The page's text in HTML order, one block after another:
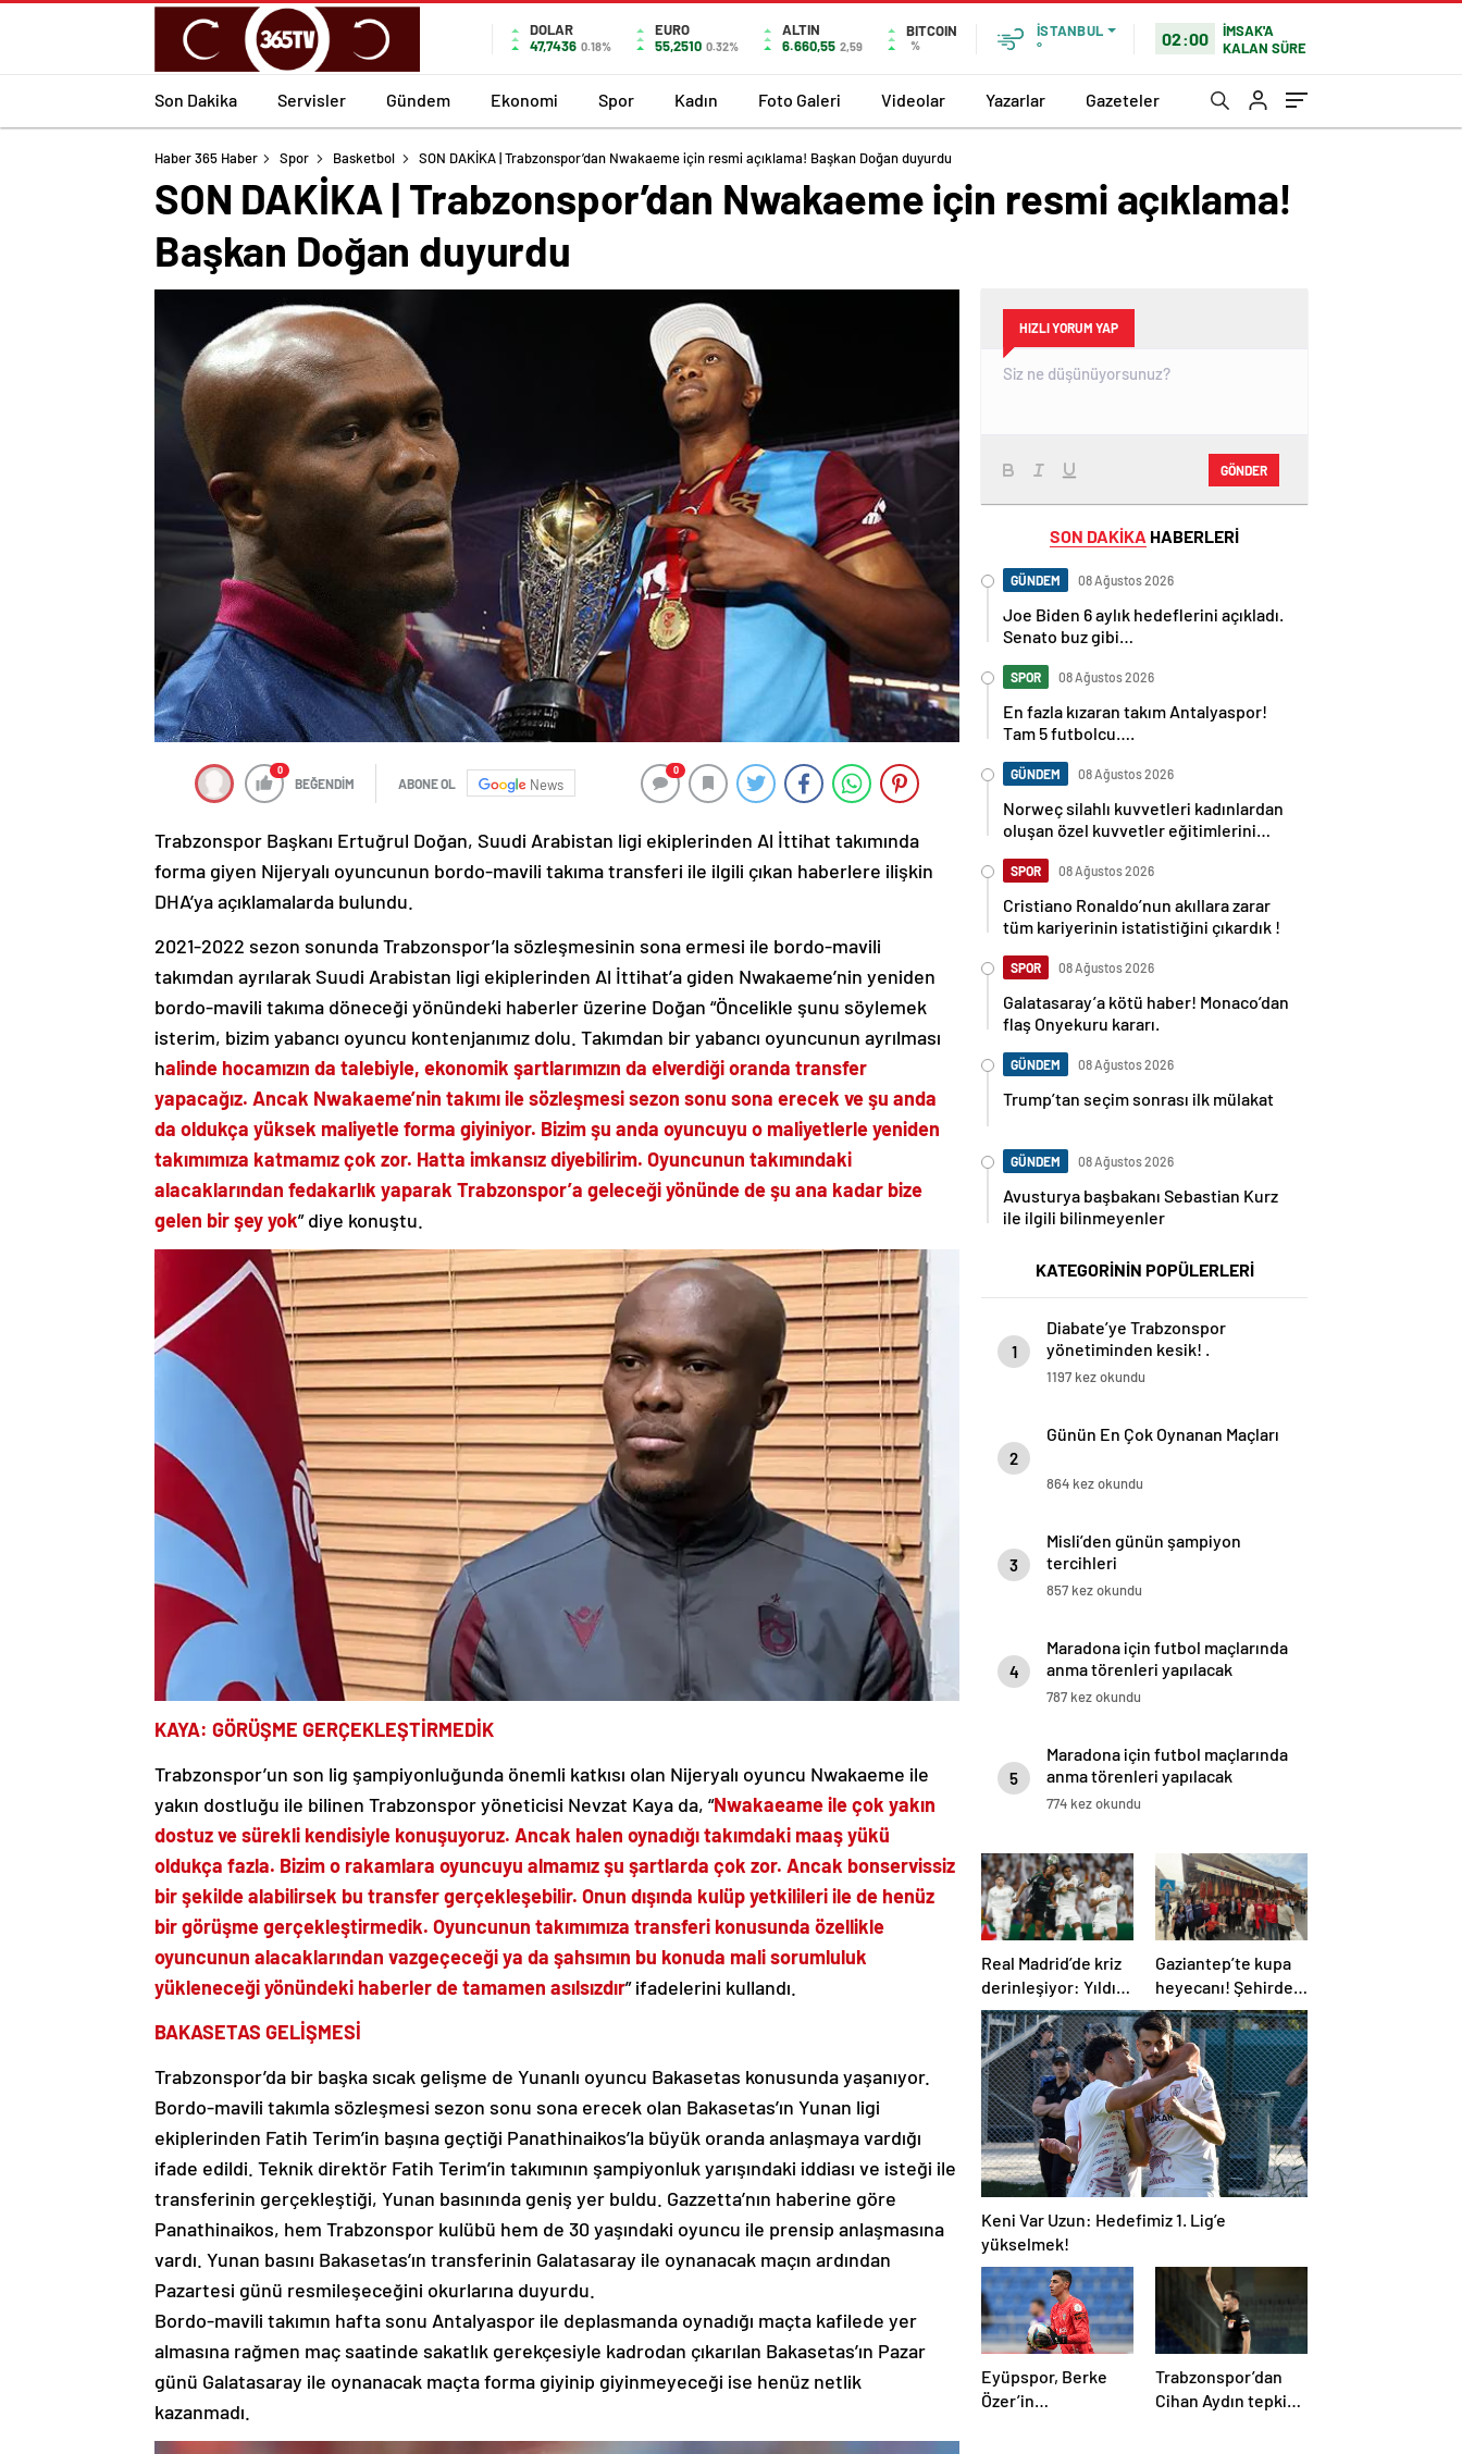
DOLAR
47,7436 0.18%
EURO
55,2510 0.32%
ALTIN
6.660,55 2,59
BITCOIN
%
İSTANBUL
°
02:00
İMSAK'A
KALAN SÜRE
Son Dakika Servisler Gündem Ekonomi Spor Kadın Foto Galeri Videolar Yazarlar Gazeteler
Haber 365 Haber Spor Basketbol SON DAKİKA | Trabzonspor’dan Nwakaeme için resmi açıklama! Başkan Doğan duyurdu
SON DAKİKA | Trabzonspor’dan Nwakaeme için resmi açıklama!
Başkan Doğan duyurdu
0
BEĞENDİM ABONE OL News
0
Trabzonspor Başkanı Ertuğrul Doğan, Suudi Arabistan ligi ekiplerinden Al İttihat takımında
forma giyen Nijeryalı oyuncunun bordo-mavili takıma transferi ile ilgili çıkan haberlere ilişkin
DHA’ya açıklamalarda bulundu.
2021-2022 sezon sonunda Trabzonspor’la sözleşmesinin sona ermesi ile bordo-mavili
takımdan ayrılarak Suudi Arabistan ligi ekiplerinden Al İttihat’a giden Nwakaeme’nin yeniden
bordo-mavili takıma döneceği yönündeki haberler üzerine Doğan “Öncelikle şunu söylemek
isterim, bizim yabancı oyuncu kontenjanımız dolu. Takımdan bir yabancı oyuncunun ayrılması
halinde hocamızın da talebiyle, ekonomik şartlarımızın da elverdiği oranda transfer
yapacağız. Ancak Nwakaeme’nin takımı ile sözleşmesi sezon sonu sona erecek ve şu anda
da oldukça yüksek maliyetle forma giyiniyor. Bizim şu anda oyuncuyu o maliyetlerle yeniden
takımımıza katmamız çok zor. Hatta imkansız diyebilirim. Oyuncunun takımındaki
alacaklarından fedakarlık yaparak Trabzonspor’a geleceği yönünde de şu ana kadar bize
gelen bir şey yok” diye konuştu.
KAYA: GÖRÜŞME GERÇEKLEŞTİRMEDİK
Trabzonspor’un son lig şampiyonluğunda önemli katkısı olan Nijeryalı oyuncu Nwakaeme ile
yakın dostluğu ile bilinen Trabzonspor yöneticisi Nevzat Kaya da, “Nwakaeame ile çok yakın
dostuz ve sürekli kendisiyle konuşuyoruz. Ancak halen oynadığı takımdaki maaş yükü
oldukça fazla. Bizim o rakamlara oyuncuyu almamız şu şartlarda çok zor. Ancak bonservissiz
bir şekilde alabilirsek bu transfer gerçekleşebilir. Onun dışında kulüp yetkilileri ile de henüz
bir görüşme gerçekleştirmedik. Oyuncunun takımımıza transferi konusunda özellikle
oyuncunun alacaklarından vazgeçeceği ya da şahsımın bu konuda mali sorumluluk
yükleneceği yönündeki haberler de tamamen asılsızdır” ifadelerini kullandı.
BAKASETAS GELİŞMESİ
Trabzonspor’da bir başka sıcak gelişme de Yunanlı oyuncu Bakasetas konusunda yaşanıyor.
Bordo-mavili takımla sözleşmesi sezon sonu sona erecek olan Bakasetas’ın Yunan ligi
ekiplerinden Fatih Terim’in başına geçtiği Panathinaikos’la büyük oranda anlaşmaya vardığı
ifade edildi. Teknik direktör Fatih Terim’in takımının şampiyonluk yarışındaki iddiası ve isteği ile
transferinin gerçekleştiği, Yunan basınında geniş yer buldu. Gazzetta’nın haberine göre
Panathinaikos, hem Trabzonspor kulübü hem de 30 yaşındaki oyuncu ile prensip anlaşmasına
vardı. Yunan basını Bakasetas’ın transferinin Galatasaray ile oynanacak maçın ardından
Pazartesi günü resmileşeceğini okurlarına duyurdu.
Bordo-mavili takımın hafta sonu Antalyaspor ile deplasmanda oynadığı maçta kafilede yer
almasına rağmen maç saatinde sakatlık gerekçesiyle kadrodan çıkarılan Bakasetas’ın Pazar
günü Galatasaray ile oynanacak maçta forma giyinip giyinmeyeceği ise henüz netlik
kazanmadı.
HIZLI YORUM YAP
GÖNDER
SON DAKİKA HABERLERİ
GÜNDEM 08 Ağustos 2026
Joe Biden 6 aylık hedeflerini açıkladı.
Senato buz gibi…
SPOR 08 Ağustos 2026
En fazla kızaran takım Antalyaspor!
Tam 5 futbolcu….
GÜNDEM 08 Ağustos 2026
Norweç silahlı kuvvetleri kadınlardan
oluşan özel kuvvetler eğitimlerini
SPOR 08 Ağustos 2026
Cristiano Ronaldo’nun akıllara zarar
tüm kariyerinin istatistiğini çıkardık !
SPOR 08 Ağustos 2026
Galatasaray’a kötü haber! Monaco’dan
flaş Onyekuru kararı.
GÜNDEM 08 Ağustos 2026
Trump’tan seçim sonrası ilk mülakat
GÜNDEM 08 Ağustos 2026
Avusturya başbakanı Sebastian Kurz
ile ilgili bilinmeyenler
KATEGORİNİN POPÜLERLERİ
1
Diabate’ye Trabzonspor
yönetiminden kesik! .
1197 kez okundu
2
Günün En Çok Oynanan Maçları
864 kez okundu
3
Misli’den günün şampiyon
tercihleri
857 kez okundu
4
Maradona için futbol maçlarında
anma törenleri yapılacak
787 kez okundu
5
Maradona için futbol maçlarında
anma törenleri yapılacak
774 kez okundu
Real Madrid’de kriz
derinleşiyor: Yıldız
oyuncu takıma
dönmek istemiyor
Gaziantep’te kupa
heyecanı! Şehirde
taraftarlar kol kola
Keni Var Uzun: Hedefimiz 1. Lig’e
yükselmek!
Eyüpspor, Berke
Özer’in
Trabzonspor’dan
Cihan Aydın tepkisi: